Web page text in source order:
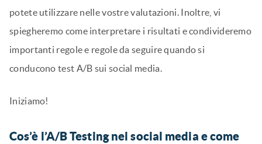
potete utilizzare nelle vostre valutazioni. Inoltre, vi
spiegheremo come interpretare i risultati e condivideremo
importanti regole e regole da seguire quando si
conducono test A/B sui social media.
Iniziamo!
Cos’è l’A/B Testing nei social media e come